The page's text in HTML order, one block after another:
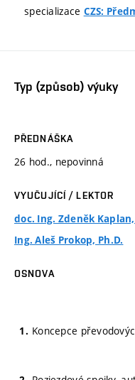
specializace CZS:
Typ (způsob) výuky
PŘEDNÁŠKA
26 hod., nepovinná
VYUČUJÍCÍ / LEKTOR
doc. Ing. Zdeněk Kaplan,
Ing. Aleš Prokop, Ph.D.
OSNOVA
Koncepce